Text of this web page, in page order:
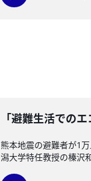
「避難生活での
熊本地震の避難者が1
潟大学特任教授の榛沢